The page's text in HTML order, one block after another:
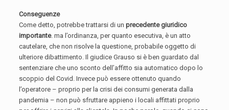
Conseguenze
Come detto, potrebbe trattarsi di unprecedente giuridico
importante. ma l’ordinanza, per quanto esecutiva, è un atto
cautelare, che non risolve la questione, probabile oggetto di
ulteriore dibattimento. Il giudice Grauso si è ben guardato dal
sentenziare che uno sconto dell’affitto sia automatico dopo lo
scoppio del Covid. Invece può essere ottenuto quando
l’operatore – proprio per la crisi dei consumi generata dalla
pandemia – non può sfruttare appieno i locali affittati proprio